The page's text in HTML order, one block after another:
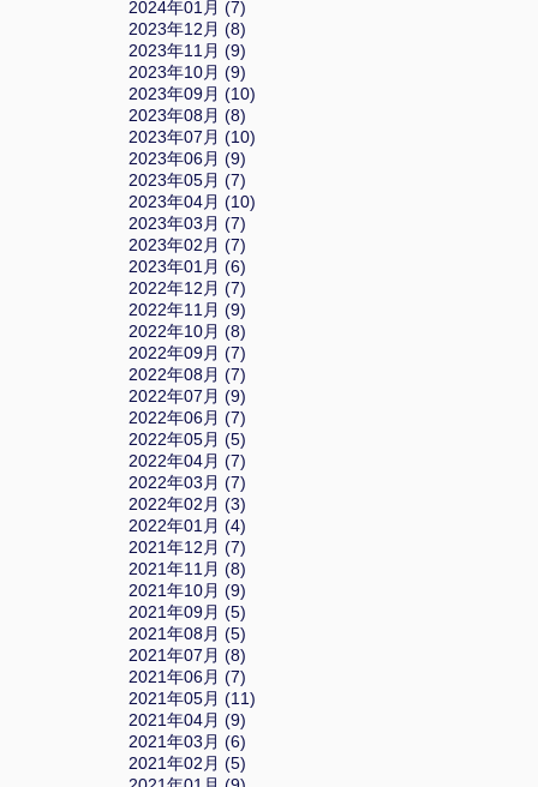
2024年01月 (7)
2023年12月 (8)
2023年11月 (9)
2023年10月 (9)
2023年09月 (10)
2023年08月 (8)
2023年07月 (10)
2023年06月 (9)
2023年05月 (7)
2023年04月 (10)
2023年03月 (7)
2023年02月 (7)
2023年01月 (6)
2022年12月 (7)
2022年11月 (9)
2022年10月 (8)
2022年09月 (7)
2022年08月 (7)
2022年07月 (9)
2022年06月 (7)
2022年05月 (5)
2022年04月 (7)
2022年03月 (7)
2022年02月 (3)
2022年01月 (4)
2021年12月 (7)
2021年11月 (8)
2021年10月 (9)
2021年09月 (5)
2021年08月 (5)
2021年07月 (8)
2021年06月 (7)
2021年05月 (11)
2021年04月 (9)
2021年03月 (6)
2021年02月 (5)